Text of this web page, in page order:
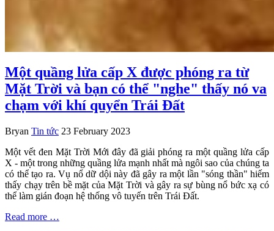
Một quầng lửa cấp X được phóng ra từ
Mặt Trời và bạn có thể "nghe" thấy nó va
chạm với khí quyển Trái Đất
Bryan Tin tức 23 February 2023
Một vết đen Mặt Trời Mới đây đã giải phóng ra một quầng lửa cấp
X - một trong những quầng lửa mạnh nhất mà ngôi sao của chúng ta
có thể tạo ra. Vụ nổ dữ dội này đã gây ra một lần "sóng thần" hiếm
thấy chạy trên bề mặt của Mặt Trời và gây ra sự bùng nổ bức xạ có
thể làm gián đoạn hệ thống vô tuyến trên Trái Đất.
Read more …